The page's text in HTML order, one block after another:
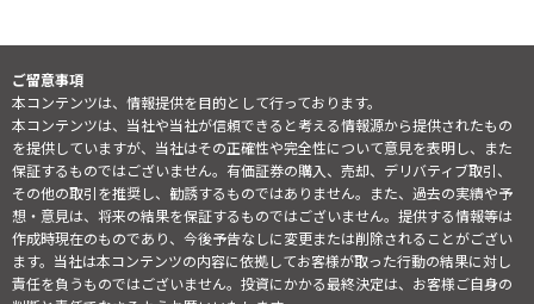
ご留意事項
本コンテンツは、情報提供を目的として行っております。
本コンテンツは、当社や当社が信頼できると考える情報源から提供されたもの
を提供していますが、当社はその正確性や完全性について意見を表明し、また
保証するものではございません。有価証券の購入、売却、デリバティブ取引、
その他の取引を推奨し、勧誘するものではありません。また、過去の実績や予
想・意見は、将来の結果を保証するものではございません。提供する情報等は
作成時現在のものであり、今後予告なしに変更または削除されることがござい
ます。当社は本コンテンツの内容に依拠してお客様が取った行動の結果に対し
責任を負うものではございません。投資にかかる最終決定は、お客様ご自身の